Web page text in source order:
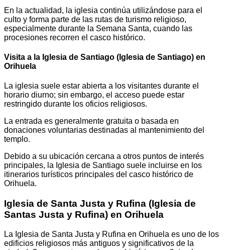
En la actualidad, la iglesia continúa utilizándose para el
culto y forma parte de las rutas de turismo religioso,
especialmente durante la Semana Santa, cuando las
procesiones recorren el casco histórico.
Visita a la Iglesia de Santiago (Iglesia de Santiago) en
Orihuela
La iglesia suele estar abierta a los visitantes durante el
horario diurno; sin embargo, el acceso puede estar
restringido durante los oficios religiosos.
La entrada es generalmente gratuita o basada en
donaciones voluntarias destinadas al mantenimiento del
templo.
Debido a su ubicación cercana a otros puntos de interés
principales, la Iglesia de Santiago suele incluirse en los
itinerarios turísticos principales del casco histórico de
Orihuela.
Iglesia de Santa Justa y Rufina (Iglesia de
Santas Justa y Rufina) en Orihuela
La Iglesia de Santa Justa y Rufina en Orihuela es uno de los
edificios religiosos más antiguos y significativos de la